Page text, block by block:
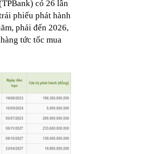
có 26 lần
phiếu phát hành
phải đến 2026,
tức tốc mua